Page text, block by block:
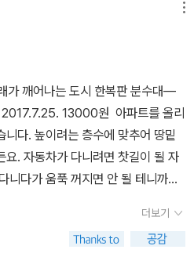
가 깨어나는 도시 한복판 분수대―
2017.7.25. 13000원 아파트를 올리
다. 높이려는 층수에 맞추어 땅밑
요. 자동차가 다니려면 찻길이 될 자
니다가 움푹 꺼지면 안 될 테니까요.
다시피 하도록 땅을 메꿉니다. 싱그
가로지르기는 만만하지 않아요.
더보기